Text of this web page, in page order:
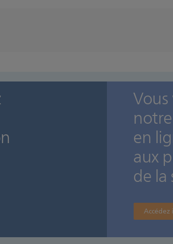
en
aux
de la
Accédez